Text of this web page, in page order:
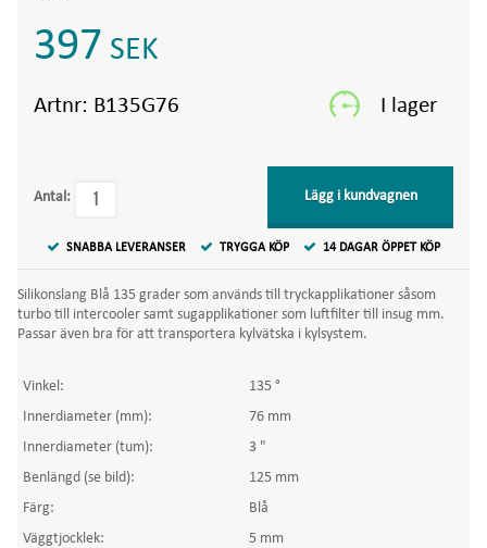
397 SEK
Artnr: B135G76
Antal: Lägg i kundvagnen
SNABBA LEVERANSER TRYGGA KÖP 14 DAGAR ÖPPET KÖP
Silikonslang Blå 135 grader som används till tryckapplikationer såsom
turbo till intercooler samt sugapplikationer som luftfilter till insug mm.
Passar även bra för att transportera kylvätska i kylsystem.
Vinkel:
135 °
Innerdiameter (mm):
76 mm
Innerdiameter (tum):
3 "
Benlängd (se bild):
125 mm
Färg:
Blå
Väggtjocklek:
5 mm